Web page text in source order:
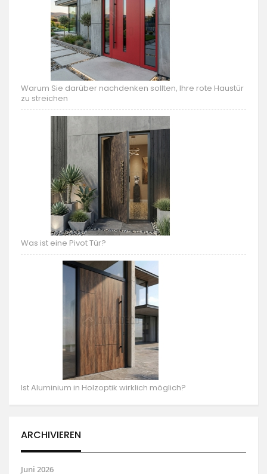
Warum Sie darüber nachdenken sollten, Ihre rote Haustür
zu streichen
Was ist eine Pivot Tür?
Ist Aluminium in Holzoptik wirklich möglich?
ARCHIVIEREN
Juni 2026